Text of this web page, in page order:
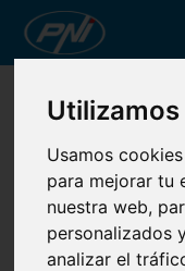
Usamos
para mejorar tu
nuestra web,
personalizados
analizar el
al
contenido
Ordenar por